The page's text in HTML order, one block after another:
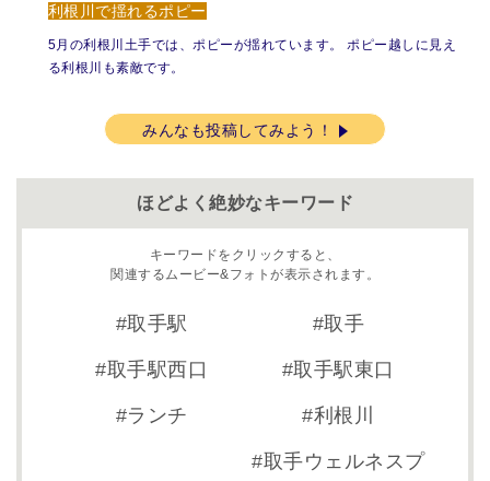
利根川で揺れるポピー
5月の利根川土手では、ポピーが揺れています。 ポピー越しに見え
る利根川も素敵です。
みんなも投稿してみよう！
ほどよく絶妙なキーワード
キーワードをクリックすると、
関連するムービー&フォトが表示されます。
取手駅 取手
取手駅西口 取手駅東口
ランチ 利根川
取手ウェルネスプ